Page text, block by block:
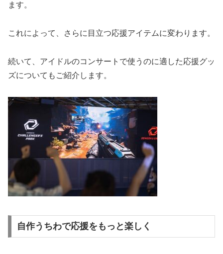
ます。
これによって、さらに目立つ応援アイテムに変わります。
続いて、アイドルのコンサートで使うのに適した応援グッ
ズについてもご紹介します。
自作うちわで応援をもっと楽しく